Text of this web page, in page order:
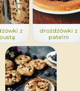
z
drożdżówki z
patelni